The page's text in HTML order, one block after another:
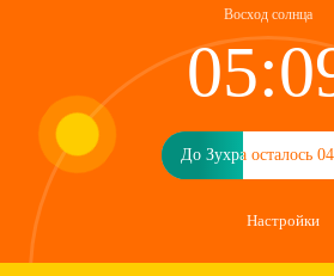
Настройки
Восход солнца
До Зухра осталось
До Зухра осталось